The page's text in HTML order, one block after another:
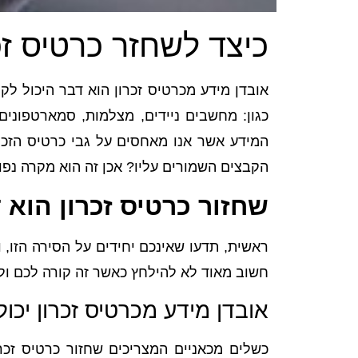
כיצד לשחזר כרטיס
אובדן מידע מכרטיס זכרון הוא דבר
כגון: מחשבים ניידים, מצלמות,
המידע אשר אנו מאחסים על גבי כרטיס
הקבצים השמורים עליו? אכן זה הוא מקרה
שחזור כרטיס זכרון
ראשית, תדעו שאינכם יחידים על הסירה
חשוב מאוד לא להילחץ כאשר זה קורה לכם
אובדן מידע מכרטיס זכרון
כשלים מכאניים המצריכים שחזור כרטיס